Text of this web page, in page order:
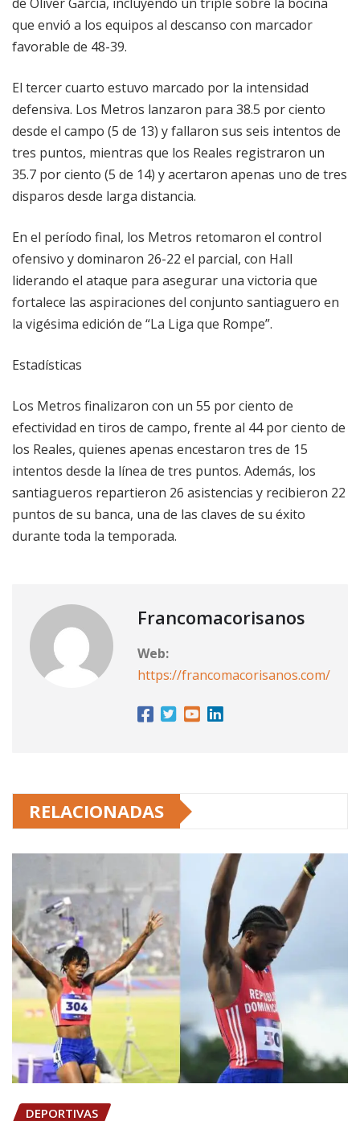
que envió a los equipos al descanso con marcador
favorable de 48-39.
El tercer cuarto estuvo marcado por la intensidad
defensiva. Los Metros lanzaron para 38.5 por ciento
desde el campo (5 de 13) y fallaron sus seis intentos de
tres puntos, mientras que los Reales registraron un
35.7 por ciento (5 de 14) y acertaron apenas uno de tres
disparos desde larga distancia.
En el período final, los Metros retomaron el control
ofensivo y dominaron 26-22 el parcial, con Hall
liderando el ataque para asegurar una victoria que
fortalece las aspiraciones del conjunto santiaguero en
la vigésima edición de “La Liga que Rompe”.
Estadísticas
Los Metros finalizaron con un 55 por ciento de
efectividad en tiros de campo, frente al 44 por ciento de
los Reales, quienes apenas encestaron tres de 15
intentos desde la línea de tres puntos. Además, los
santiagueros repartieron 26 asistencias y recibieron 22
puntos de su banca, una de las claves de su éxito
durante toda la temporada.
Francomacorisanos
Web:
https://francomacorisanos.com/
RELACIONADAS
DEPORTIVAS